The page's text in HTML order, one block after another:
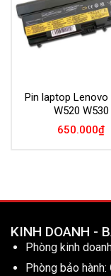
Pin laptop Lenovo
W520 W530
650.000₫
KINH DOANH -
Phòng kinh
Phòng bảo hành: